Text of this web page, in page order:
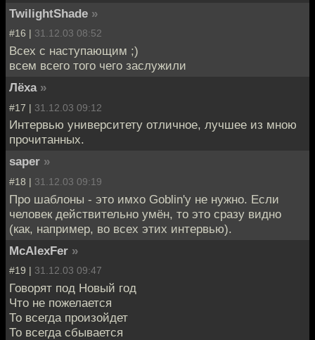
TwilightShade »
#16 | 31.12.03 08:52
Всех с наступающим ;)
всем всего того чего заслужили
Лёха »
#17 | 31.12.03 09:12
Интервью университету отличное, лучшее из мною
прочитанных.
saper »
#18 | 31.12.03 09:19
Про шаблоны - это имхо Goblin'у не нужно. Если
человек действительно умён, то это сразу видно
(как, например, во всех этих интервью).
McAlexFer »
#19 | 31.12.03 09:47
Говорят под Новый год
Что не пожелается
То всегда произойдет
То всегда сбывается